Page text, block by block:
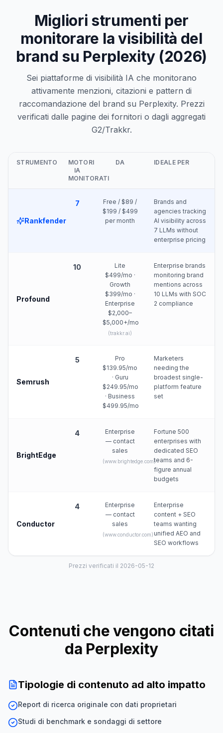
Migliori strumenti per
monitorare la visibilità del
brand su Perplexity (2026)
Sei piattaforme di visibilità IA che monitorano
attivamente menzioni, citazioni e pattern di
raccomandazione del brand su Perplexity. Prezzi
verificati dalle pagine dei fornitori o dagli aggregati
G2/Trakkr.
STRUMENTO
MOTORI
IA
MONITORATI
DA IDEALE PER
Rankfender
7
Free / $89 /
$199 / $499
per month
Brands and
agencies tracking
AI visibility across
7 LLMs without
enterprise pricing
Profound
10
Lite
$499/mo ·
Growth
$399/mo ·
Enterprise
$2,000–
$5,000+/mo
(trakkr.ai)
Enterprise brands
monitoring brand
mentions across
10 LLMs with SOC
2 compliance
Semrush
5
Pro
$139.95/mo
· Guru
$249.95/mo
· Business
$499.95/mo
Marketers
needing the
broadest single-
platform feature
set
BrightEdge
4
Enterprise
— contact
sales
(www.brightedge.com)
Fortune 500
enterprises with
dedicated SEO
teams and 6-
figure annual
budgets
Conductor
4
Enterprise
— contact
sales
(www.conductor.com)
Enterprise
content + SEO
teams wanting
unified AEO and
SEO workflows
Prezzi verificati il 2026-05-12
Contenuti che vengono citati
da Perplexity
Tipologie di contenuto ad alto impatto
Report di ricerca originale con dati proprietari
Studi di benchmark e sondaggi di settore